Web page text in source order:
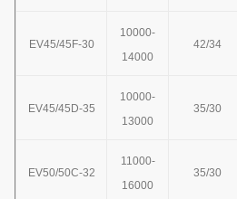
EV45/45F-30
10000-
14000
42/34
EV45/45D-35
10000-
13000
35/30
EV50/50C-32
11000-
16000
35/30